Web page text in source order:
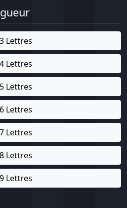
3 Lettres
4 Lettres
5 Lettres
6 Lettres
7 Lettres
8 Lettres
9 Lettres